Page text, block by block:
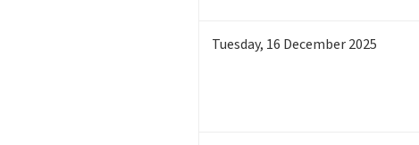
Tuesday, 16 December 2025